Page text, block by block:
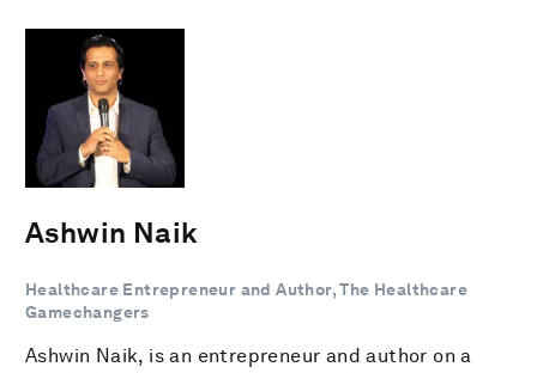
Ashwin Naik
Healthcare Entrepreneur and Author, The Healthcare
Gamechangers
Ashwin Naik, is an entrepreneur and author on a